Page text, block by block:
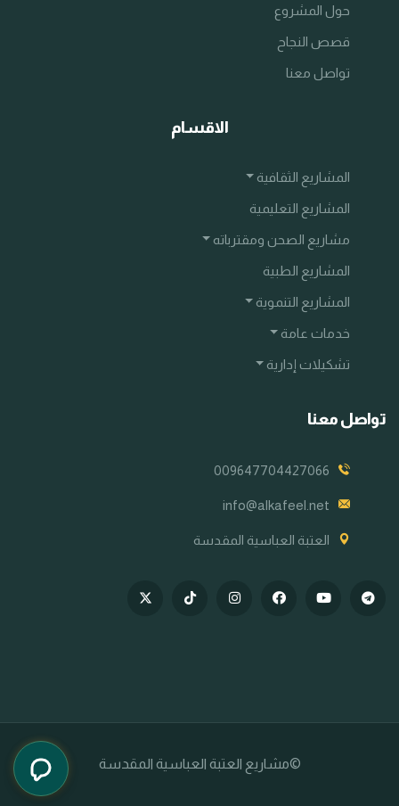
حول المشروع
قصص النجاح
تواصل معنا
الاقسام
المشاريع الثقافية
المشاريع التعليمية
مشاريع الصحن ومقترباته
المشاريع الطبية
المشاريع التنموية
خدمات عامة
تشكيلات إدارية
تواصل معنا
009647704427066
info@alkafeel.net
العتبة العباسية المقدسة
©مشاريع العتبة العباسية المقدسة